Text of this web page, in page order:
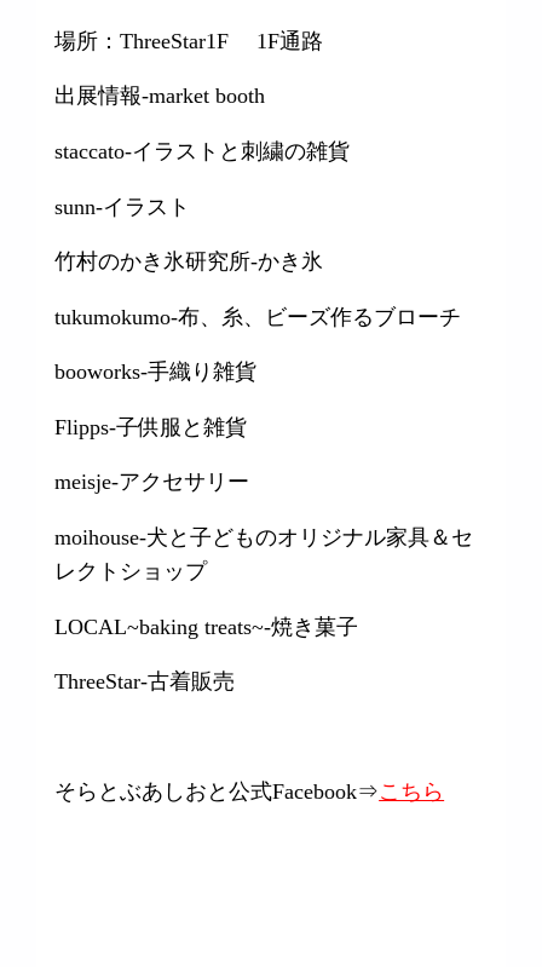
場所：ThreeStar1F 1F通路
出展情報-market booth
staccato-イラストと刺繍の雑貨
sunn-イラスト
竹村のかき氷研究所-かき氷
tukumokumo-布、糸、ビーズ作るブローチ
booworks-手織り雑貨
Flipps-子供服と雑貨
meisje-アクセサリー
moihouse-犬と子どものオリジナル家具＆セ
レクトショップ
LOCAL~baking treats~-焼き菓子
ThreeStar-古着販売
そらとぶあしおと公式Facebook⇒こちら